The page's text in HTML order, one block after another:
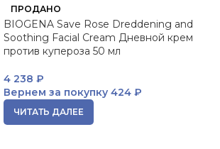
ПРОДАНО
BIOGENA Save Rose Dreddening and
Soothing Facial Cream Дневной крем
против купероза 50 мл
4 238 ₽
Вернем за покупку 424 ₽
ЧИТАТЬ ДАЛЕЕ